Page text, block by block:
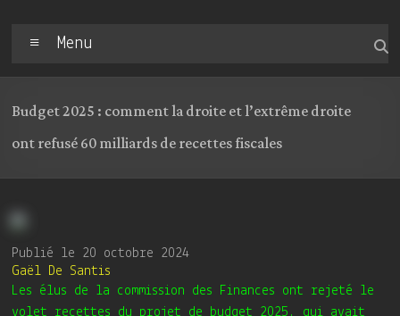
Menu
Budget 2025 : comment la droite et l’extrême droite
ont refusé 60 milliards de recettes fiscales
Publié le 20 octobre 2024
Gaël De Santis
Les élus de la commission des Finances ont rejeté le
volet recettes du projet de budget 2025, qui avait